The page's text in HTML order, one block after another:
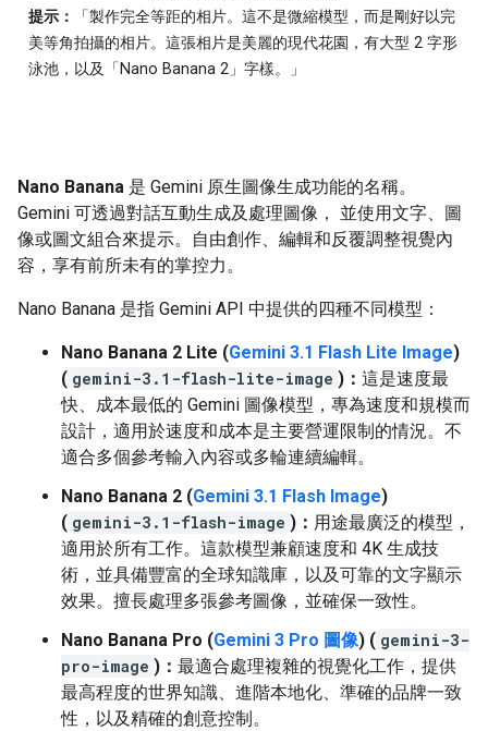
提示：
「製作完全等距的相片。這不是微縮模型，而是剛好以完
美等角拍攝的相片。這張相片是美麗的現代花園，有大型 2 字形
泳池，以及「Nano Banana 2」字樣。」
Nano Banana 是 Gemini 原生圖像生成功能的名稱。
Gemini 可透過對話互動生成及處理圖像， 並使用文字、圖
像或圖文組合來提示。自由創作、編輯和反覆調整視覺內
容，享有前所未有的掌控力。
Nano Banana 是指 Gemini API 中提供的四種不同模型：
Nano Banana 2 Lite (Gemini 3.1 Flash Lite Image)
( gemini-3.1-flash-lite-image )： 這是速度最
快、成本最低的 Gemini 圖像模型，專為速度和規模而
設計，適用於速度和成本是主要營運限制的情況。不
適合多個參考輸入內容或多輪連續編輯。
Nano Banana 2 (Gemini 3.1 Flash Image)
( gemini-3.1-flash-image )： 用途最廣泛的模型，
適用於所有工作。這款模型兼顧速度和 4K 生成技
術，並具備豐富的全球知識庫，以及可靠的文字顯示
效果。擅長處理多張參考圖像，並確保一致性。
Nano Banana Pro (Gemini 3 Pro 圖像) ( gemini-3-
pro-image )： 最適合處理複雜的視覺化工作，提供
最高程度的世界知識、進階本地化、準確的品牌一致
性，以及精確的創意控制。